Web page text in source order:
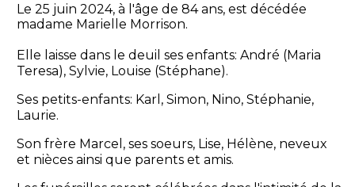
Le 25 juin 2024, à l'âge de 84 ans, est décédée
madame Marielle Morrison.
Elle laisse dans le deuil ses enfants: André (Maria
Teresa), Sylvie, Louise (Stéphane).
Ses petits-enfants: Karl, Simon, Nino, Stéphanie,
Laurie.
Son frère Marcel, ses soeurs, Lise, Hélène, neveux
et nièces ainsi que parents et amis.